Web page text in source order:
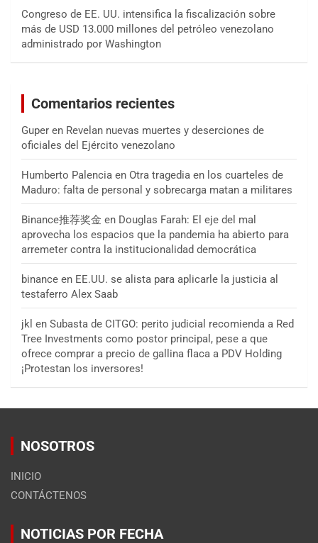
Congreso de EE. UU. intensifica la fiscalización sobre
más de USD 13.000 millones del petróleo venezolano
administrado por Washington
Comentarios recientes
Guper en Revelan nuevas muertes y deserciones de
oficiales del Ejército venezolano
Humberto Palencia en Otra tragedia en los cuarteles de
Maduro: falta de personal y sobrecarga matan a militares
Binance推荐奖金 en Douglas Farah: El eje del mal
aprovecha los espacios que la pandemia ha abierto para
arremeter contra la institucionalidad democrática
binance en EE.UU. se alista para aplicarle la justicia al
testaferro Alex Saab
jkl en Subasta de CITGO: perito judicial recomienda a Red
Tree Investments como postor principal, pese a que
ofrece comprar a precio de gallina flaca a PDV Holding
¡Protestan los inversores!
NOSOTROS
INICIO
CONTÁCTENOS
NOTICIAS POR FECHA